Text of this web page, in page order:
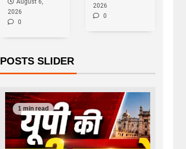
August 6,
2026
0
2026
0
POSTS SLIDER
1 min read